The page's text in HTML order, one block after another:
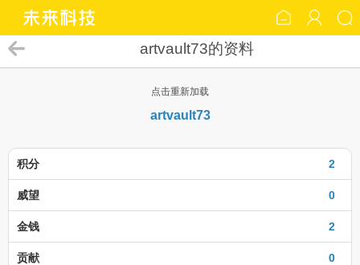
artvault73的资料
点击重新加载
artvault73
2
积分
0
威望
2
金钱
0
贡献